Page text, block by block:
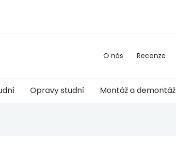
O nás Recenze
Opravy studní Montáž a demontáž